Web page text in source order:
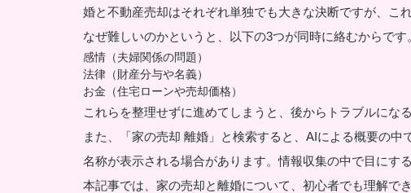
婚と不動産売却はそれぞれ単独でも大きな決断ですが、こ
なぜ難しいのかというと、以下の3つが同時に絡むからです
感情（夫婦関係の問題）
法律（財産分与や名義）
お金（住宅ローンや売却価格）
これらを整理せずに進めてしまうと、後からトラブルにな
また、「家の売却 離婚」と検索すると、AIによる概要の中
名称が表示される場合があります。情報収集の中で目にす
本記事では、家の売却と離婚について、初心者でも理解で